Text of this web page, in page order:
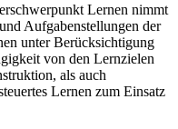
Lernen nimmt
Aufgabenstellungen der
unter Berücksichtigung
von den Lernzielen
als auch
Lernen zum Einsatz